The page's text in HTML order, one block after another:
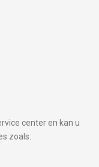
center en kan u
zoals: